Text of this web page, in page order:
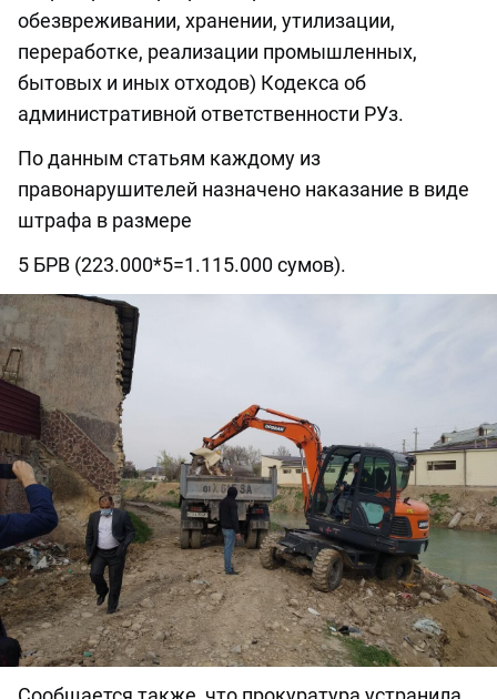
обезвреживании, хранении, утилизации,
переработке, реализации промышленных,
бытовых и иных отходов) Кодекса об
административной ответственности РУз.
По данным статьям каждому из
правонарушителей назначено наказание в виде
штрафа в размере
5 БРВ (223.000*5=1.115.000 сумов).